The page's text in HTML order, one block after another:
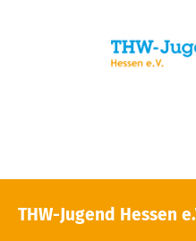
THW-Jugend Hessen